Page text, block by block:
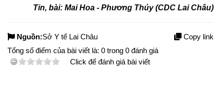
Tin, bài: Mai Hoa - Phương Thúy (CDC Lai Châu)
Nguồn:Sở Y tế Lai Châu
Copy link
Tổng số điểm của bài viết là: 0 trong 0 đánh giá
Click để đánh giá bài viết